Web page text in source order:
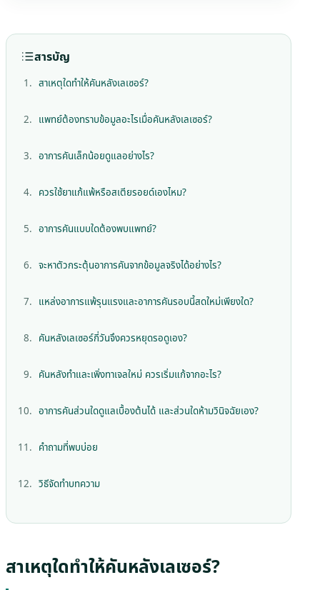
สารบัญ
สาเหตุใดทำให้คันหลังเลเซอร์?
แพทย์ต้องทราบข้อมูลอะไรเมื่อคันหลังเลเซอร์?
อาการคันเล็กน้อยดูแลอย่างไร?
ควรใช้ยาแก้แพ้หรือสเตียรอยด์เองไหม?
อาการคันแบบใดต้องพบแพทย์?
จะหาตัวกระตุ้นอาการคันจากข้อมูลจริงได้อย่างไร?
แหล่งอาการแพ้รุนแรงและอาการคันรอบนี้สดใหม่เพียงใด?
คันหลังเลเซอร์กี่วันจึงควรหยุดรอดูเอง?
คันหลังทำและเพิ่งทาเจลใหม่ ควรเริ่มแก้จากอะไร?
อาการคันส่วนใดดูแลเบื้องต้นได้ และส่วนใดห้ามวินิจฉัยเอง?
คำถามที่พบบ่อย
วิธีจัดทำบทความ
สาเหตุใดทำให้คันหลังเลเซอร์?